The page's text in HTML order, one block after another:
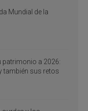
Mundial de la
a 2026:
también sus retos